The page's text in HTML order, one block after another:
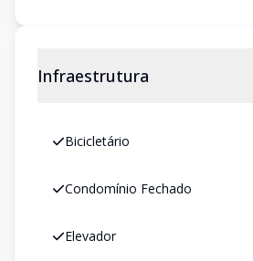
Infraestrutura
Bicicletário
Condomínio Fechado
Elevador